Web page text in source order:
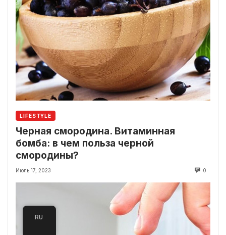
LIFESTYLE
Черная смородина. Витаминная
бомба: в чем польза черной
смородины?
Июль 17, 2023 0
RU